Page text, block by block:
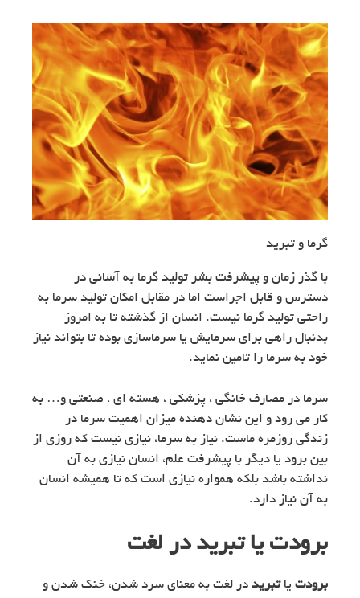
گرما و تبرید
با گذر زمان و پیشرفت بشر تولید گرما به آسانی در
دسترس و قابل اجراست اما در مقابل امکان تولید سرما به
راحتی تولید گرما نیست. انسان از گذشته تا به امروز
بدنبال راهی برای سرمایش یا سرماسازی بوده تا بتواند نیاز
خود به سرما را تامین نماید.
سرما در مصارف خانگی ، پزشکی ، هسته ای ، صنعتی و… به
کار می رود و این نشان دهنده میزان اهمیت سرما در
زندگی روزمره ماست. نیاز به سرما، نیازی نیست که روزی از
بین برود یا دیگر با پیشرفت علم، انسان نیازی به آن
نداشته باشد بلکه همواره نیازی است که تا همیشه انسان
به آن نیاز دارد.
برودت یا تبرید در لغت
برودت یاتبرید در لغت به معنای سرد شدن، خنک شدن و